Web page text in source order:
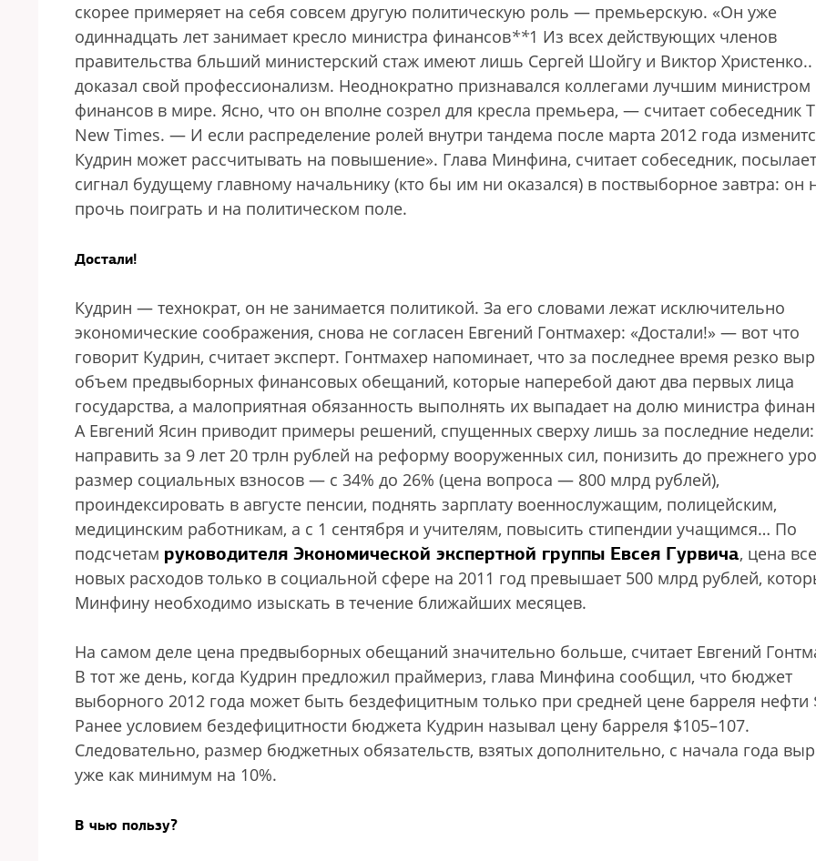
скорее примеряет на себя совсем другую политическую роль — премьерскую. «Он уже
одиннадцать лет занимает кресло министра финансов**1 Из всех действующих членов
правительства бльший министерский стаж имеют лишь Сергей Шойгу и Виктор Христенко.
доказал свой профессионализм. Неоднократно признавался коллегами лучшим министром
финансов в мире. Ясно, что он вполне созрел для кресла премьера, — считает собеседник
New Times. — И если распределение ролей внутри тандема после марта 2012 года
Кудрин может рассчитывать на повышение». Глава Минфина, считает собеседник, посылает
сигнал будущему главному начальнику (кто бы им ни оказался) в поствыборное завтра: он
прочь поиграть и на политическом поле.
Достали!
Кудрин — технократ, он не занимается политикой. За его словами лежат исключительно
экономические соображения, снова не согласен Евгений Гонтмахер: «Достали!» — вот что
говорит Кудрин, считает эксперт. Гонтмахер напоминает, что за последнее время резко
объем предвыборных финансовых обещаний, которые наперебой дают два первых лица
государства, а малоприятная обязанность выполнять их выпадает на долю министра
А Евгений Ясин приводит примеры решений, спущенных сверху лишь за последние недели:
направить за 9 лет 20 трлн рублей на реформу вооруженных сил, понизить до прежнего
размер социальных взносов — с 34% до 26% (цена вопроса — 800 млрд рублей),
проиндексировать в августе пенсии, поднять зарплату военнослужащим, полицейским,
медицинским работникам, а с 1 сентября и учителям, повысить стипендии учащимся… По
подсчетам руководителя Экономической экспертной группы Евсея Гурвича, цена
новых расходов только в социальной сфере на 2011 год превышает 500 млрд рублей,
Минфину необходимо изыскать в течение ближайших месяцев.
На самом деле цена предвыборных обещаний значительно больше, считает Евгений
В тот же день, когда Кудрин предложил праймериз, глава Минфина сообщил, что бюджет
выборного 2012 года может быть бездефицитным только при средней цене барреля нефти
Ранее условием бездефицитности бюджета Кудрин называл цену барреля $105–107.
Следовательно, размер бюджетных обязательств, взятых дополнительно, с начала года
уже как минимум на 10%.
В чью пользу?